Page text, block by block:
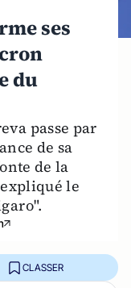
ses
du
passe par
de sa
de la
le
CLASSER